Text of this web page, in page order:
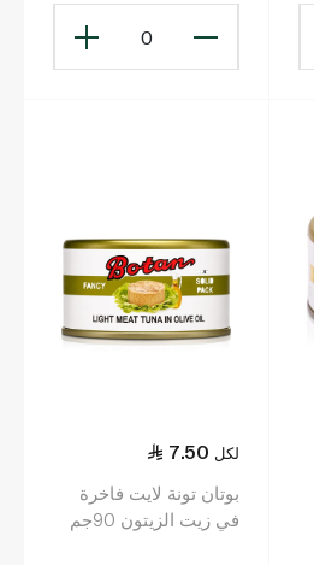
0
7.50 لكل
بوتان تونة لايت فاخرة
في زيت الزيتون 90جم